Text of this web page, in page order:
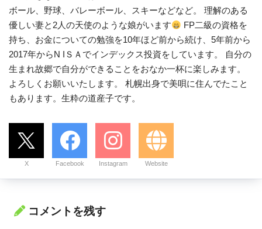
ボール、野球、バレーボール、スキーなどなど。 理解のある
優しい妻と2人の天使のような娘がいます
FP二級の資格を
持ち、お金についての勉強を10年ほど前から続け、5年前から
2017年からN IＳＡでインデックス投資をしています。 自分の
生まれ故郷で自分ができることをおなか一杯に楽しみます。
よろしくお願いいたします。 札幌出身で美唄に住んでたこと
もあります。生粋の道産子です。
X Facebook Instagram Website
コメントを残す